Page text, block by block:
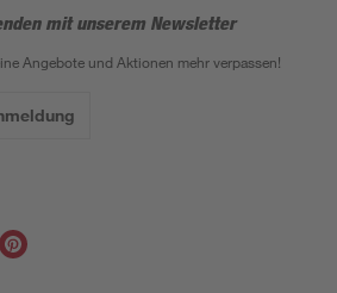
mit unserem Newsletter
Angebote und Aktionen mehr verpassen!